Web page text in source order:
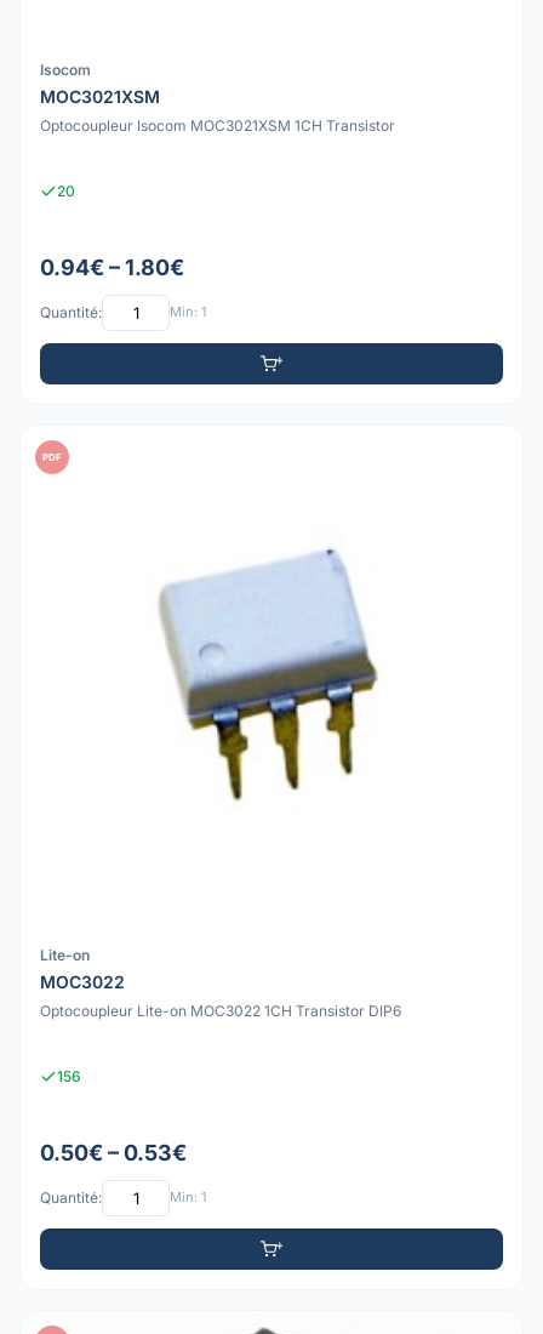
Isocom
MOC3021XSM
Optocoupleur Isocom MOC3021XSM 1CH Transistor
20
0.94€ – 1.80€
Quantité: Min: 1
PDF
Lite-on
MOC3022
Optocoupleur Lite-on MOC3022 1CH Transistor DIP6
156
0.50€ – 0.53€
Quantité: Min: 1